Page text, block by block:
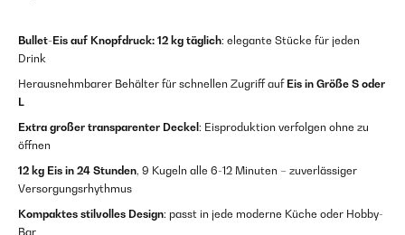
Bullet-Eis auf Knopfdruck: 12 kg täglich: elegante Stücke für jeden
Drink
Herausnehmbarer Behälter für schnellen Zugriff auf Eis in Größe S oder
L
Extra großer transparenter Deckel : Eisproduktion verfolgen ohne zu
öffnen
12 kg Eis in 24 Stunden, 9 Kugeln alle 6-12 Minuten – zuverlässiger
Versorgungsrhythmus
Kompaktes stilvolles Design: passt in jede moderne Küche oder Hobby-
Bar